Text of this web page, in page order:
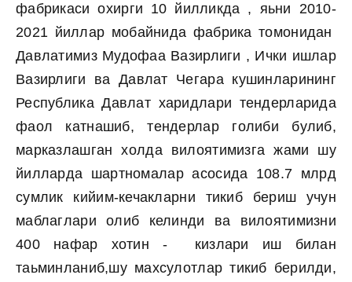
фабрикаси охирги 10 йилликда , яьни 2010-
2021 йиллар мобайнида фабрика томонидан
Давлатимиз Мудофаа Вазирлиги , Ички ишлар
Вазирлиги ва Давлат Чегара кушинларининг
Республика Давлат харидлари тендерларида
фаол катнашиб, тендерлар голиби булиб,
марказлашган холда вилоятимизга жами шу
йилларда шартномалар асосида 108.7 млрд
сумлик кийим-кечакларни тикиб бериш учун
маблаглари олиб келинди ва вилоятимизни
400 нафар хотин - кизлари иш билан
таьминланиб,шу махсулотлар тикиб берилди,